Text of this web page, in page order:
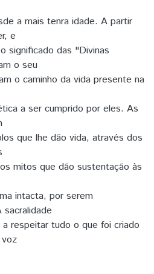
a mais tenra idade. A partir
e
significado das "Divinas
o seu
o caminho da vida presente na
a ser cumprido por eles. As
que lhe dão vida, através dos
mitos que dão sustentação às
intacta, por serem
sacralidade
respeitar tudo o que foi criado